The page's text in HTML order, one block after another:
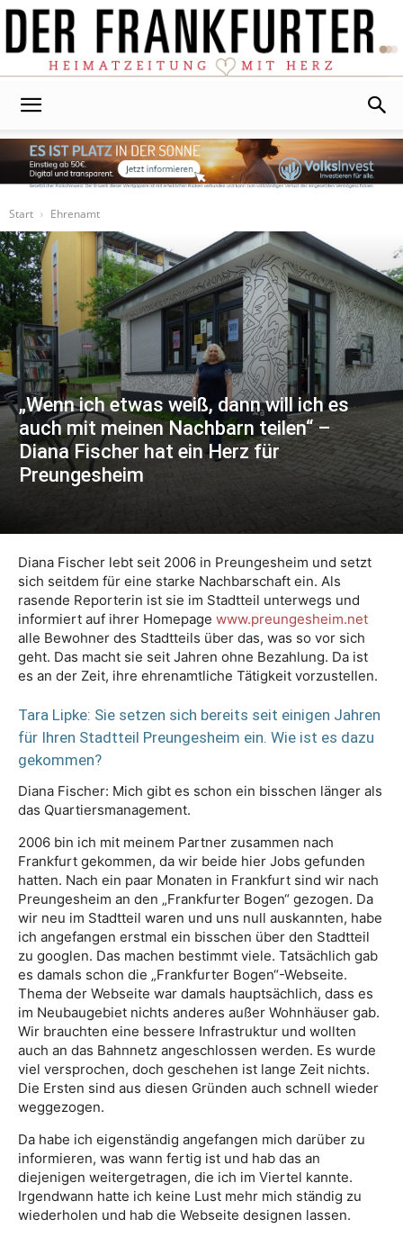
Start
Ehrenamt
„Wenn ich etwas weiß, dann will ich es
auch mit meinen Nachbarn teilen“ –
Diana Fischer hat ein Herz für
Preungesheim
Diana Fischer lebt seit 2006 in Preungesheim und setzt
sich seitdem für eine starke Nachbarschaft ein. Als
rasende Reporterin ist sie im Stadtteil unterwegs und
informiert auf ihrer Homepage www.preungesheim.net
alle Bewohner des Stadtteils über das, was so vor sich
geht. Das macht sie seit Jahren ohne Bezahlung. Da ist
es an der Zeit, ihre ehrenamtliche Tätigkeit vorzustellen.
Tara Lipke: Sie setzen sich bereits seit einigen Jahren
für Ihren Stadtteil Preungesheim ein. Wie ist es dazu
gekommen?
Diana Fischer: Mich gibt es schon ein bisschen länger als
das Quartiersmanagement.
2006 bin ich mit meinem Partner zusammen nach
Frankfurt gekommen, da wir beide hier Jobs gefunden
hatten. Nach ein paar Monaten in Frankfurt sind wir nach
Preungesheim an den „Frankfurter Bogen“ gezogen. Da
wir neu im Stadtteil waren und uns null auskannten, habe
ich angefangen erstmal ein bisschen über den Stadtteil
zu googlen. Das machen bestimmt viele. Tatsächlich gab
es damals schon die „Frankfurter Bogen“-Webseite.
Thema der Webseite war damals hauptsächlich, dass es
im Neubaugebiet nichts anderes außer Wohnhäuser gab.
Wir brauchten eine bessere Infrastruktur und wollten
auch an das Bahnnetz angeschlossen werden. Es wurde
viel versprochen, doch geschehen ist lange Zeit nichts.
Die Ersten sind aus diesen Gründen auch schnell wieder
weggezogen.
Da habe ich eigenständig angefangen mich darüber zu
informieren, was wann fertig ist und hab das an
diejenigen weitergetragen, die ich im Viertel kannte.
Irgendwann hatte ich keine Lust mehr mich ständig zu
wiederholen und hab die Webseite designen lassen.